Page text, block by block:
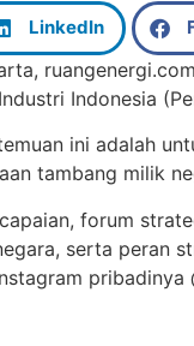
LinkedIn
Indonesia
ini adalah
tambang milik
forum
serta peran
pribadinya